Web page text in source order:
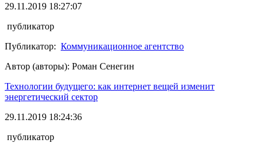
29.11.2019 18:27:07
публикатор
Публикатор: Коммуникационное агентство
Автор (авторы): Роман Сенегин
Технологии будущего: как интернет вещей изменит
энергетический сектор
29.11.2019 18:24:36
публикатор